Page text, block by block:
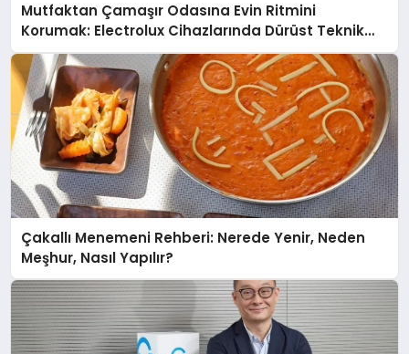
Mutfaktan Çamaşır Odasına Evin Ritmini
Korumak: Electrolux Cihazlarında Dürüst Teknik
Destek Deneyimi
Çakallı Menemeni Rehberi: Nerede Yenir, Neden
Meşhur, Nasıl Yapılır?